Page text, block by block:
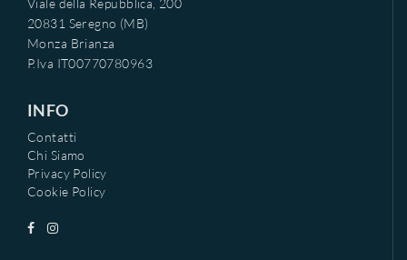
20831 Seregno (MB)
Monza Brianza
P.Iva IT00770780963
INFO
Contatti
Chi Siamo
Privacy Policy
Cookie Policy